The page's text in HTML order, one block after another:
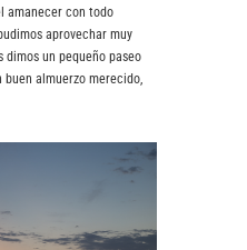
amanecer con todo
aprovechar muy
dimos un pequeño paseo
almuerzo merecido,